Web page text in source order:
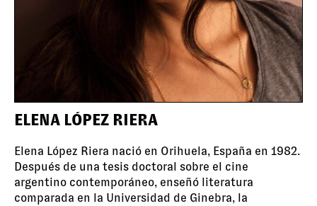
ELENA LÓPEZ RIERA
Elena López Riera nació en Orihuela, España en 1982.
Después de una tesis doctoral sobre el cine
argentino contemporáneo, enseñó literatura
comparada en la Universidad de Ginebra, la